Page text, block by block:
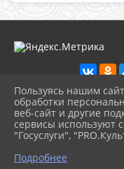
2026 г.
Вход
Карта сайта
Политика обработки
Пользуясь нашим
обработки
веб-сайт и другие
сервисы используют
"Госуслуги",
Подробнее